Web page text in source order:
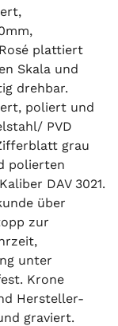
plattiert
Skala und
drehbar.
poliert und
PVD
grau
polierten
DAV 3021.
über
zur
unter
Krone
Hersteller-
graviert.